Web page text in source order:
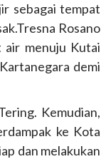
sebagai tempat
Rosano
air menuju Kutai
demi
Kemudian,
ke Kota
dan melakukan